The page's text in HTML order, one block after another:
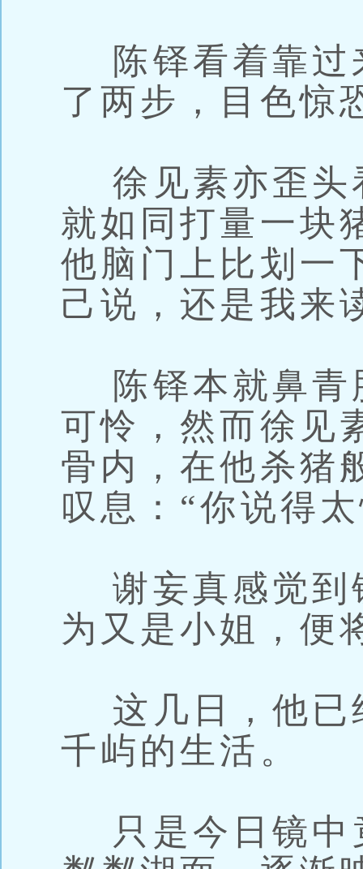
陈铎看着靠过
了两步，目色惊
徐见素亦歪头
就如同打量一块
他脑门上比划一
己说，还是我来
陈铎本就鼻青
可怜，然而徐见
骨内，在他杀猪
叹息：“你说得
谢妄真感觉到
为又是小姐，便
这几日，他已
千屿的生活。
只是今日镜中